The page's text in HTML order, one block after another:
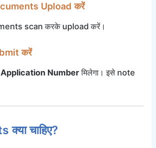
Upload करें
scan करके upload करें।
करें
Application Numberमिलेगा। इसे note
चाहिए?